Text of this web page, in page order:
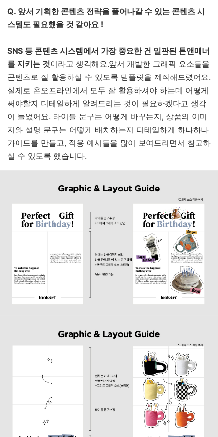
Q. 앞서 기획한 콘텐츠 전략을 풀어나갈 수 있는 콘텐츠 시
스템도 필요했을 것 같아요 !
SNS 등 콘텐츠 시스템에서 가장 중요한 건 일관된 톤앤매너
를 지키는 것이라고 생각해요.앞서 개발한 그래픽 요소들을
콘텐츠로 잘 활용하실 수 있도록 템플릿을 제작해드렸어요.
실제로 온오프라인에서 모두 잘 활용하셔야 하는데 어떻게
써야할지 디테일하게 알려드리는 것이 필요하겠다고 생각
이 들었어요. 타이틀 문구는 어떻게 바꾸는지, 상품의 이미
지와 설명 문구는 어떻게 배치하는지 디테일하게 하나하나
가이드를 만들고, 적용 예시들을 많이 보여드리면서 참고하
실 수 있도록 했습니다.